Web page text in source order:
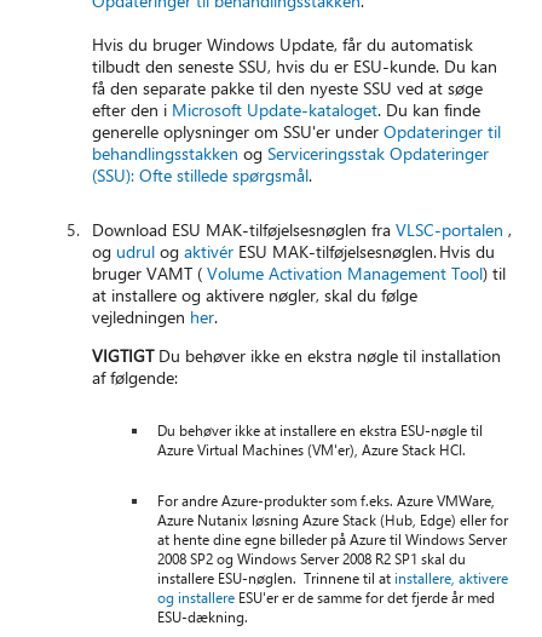
Hvis du bruger Windows Update, får du automatisk
tilbudt den seneste SSU, hvis du er ESU-kunde. Du kan
få den separate pakke til den nyeste SSU ved at søge
efter den i Microsoft Update-kataloget. Du kan finde
generelle oplysninger om SSU'er underOpdateringer til
behandlingsstakken ogServiceringsstak Opdateringer
(SSU): Ofte stillede spørgsmål.
Download ESU MAK-tilføjelsesnøglen fraVLSC-portalen ,
og udrul ogaktivér ESU MAK-tilføjelsesnøglen. Hvis du
bruger VAMT (Volume Activation Management Tool) til
at installere og aktivere nøgler, skal du følge
vejledningen her.
VIGTIGTDu behøver ikke en ekstra nøgle til installation
af følgende:
Du behøver ikke at installere en ekstra ESU-nøgle til
Azure Virtual Machines (VM'er), Azure Stack HCI.
For andre Azure-produkter som f.eks. Azure VMWare,
Azure Nutanix løsning Azure Stack (Hub, Edge) eller for
at hente dine egne billeder på Azure til Windows Server
2008 SP2 og Windows Server 2008 R2 SP1 skal du
installere ESU-nøglen. Trinnene til at installere, aktivere
og installere ESU'er er de samme for det fjerde år med
ESU-dækning.